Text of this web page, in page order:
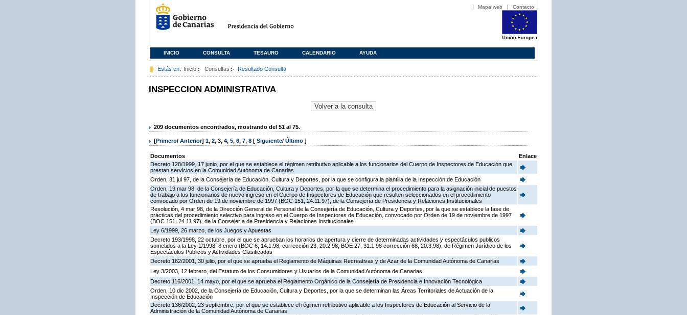
Mapa web Contacto
INICIO CONSULTA TESAURO CALENDARIO AYUDA
Estás en: Inicio Consultas Resultado Consulta
INSPECCION ADMINISTRATIVA
209 documentos encontrados, mostrando del 51 al 75.
[Primero/ Anterior] 1, 2, 3, 4, 5, 6, 7, 8 [ Siguiente/ Último ]
Documentos
Enlace
Decreto 128/1999, 17 junio, por el que se establece el régimen retributivo aplicable a los funcionarios del Cuerpo de Inspectores de Educación que
prestan servicios en la Comunidad Autónoma de Canarias
Orden, 31 jul 97, de la Consejería de Educación, Cultura y Deportes, por la que se configura la plantilla de la Inspección de Educación
Orden, 19 mar 98, de la Consejería de Educación, Cultura y Deportes, por la que se determina el procedimiento para la asignación inicial de puestos
de trabajo a los funcionarios de nuevo ingreso en el Cuerpo de Inspectores de Educación que resulten seleccionados en el procedimiento
convocado por Orden de 19 de noviembre de 1997 (BOC 151, 24.11.97), de la Consejería de Presidencia y Relaciones Institucionales
Resolución, 4 mar 98, de la Dirección General de Personal de la Consejería de Educación, Cultura y Deportes, por la que se establece la fase de
prácticas del procedimiento selectivo para ingreso en el Cuerpo de Inspectores de Educación, convocado por Orden de 19 de noviembre de 1997
(BOC 151, 24.11.97), de la Consejería de Presidencia y Relaciones Institucionales
Ley 6/1999, 26 marzo, de los Juegos y Apuestas
Decreto 193/1998, 22 octubre, por el que se aprueban los horarios de apertura y cierre de determinadas actividades y espectáculos publicos
sometidos a la Ley 1/1998, 8 enero (BOC 6, 14.1.98, corrección 23, 20.2.98; BOE 27, 31.1.98 corrección 68, 20.3.98), de Régimen Jurídico de los
Espectáculos Publicos y Actividades Clasificadas
Decreto 162/2001, 30 julio, por el que se aprueba el Reglamento de Máquinas Recreativas y de Azar de la Comunidad Autónoma de Canarias
Ley 3/2003, 12 febrero, del Estatuto de los Consumidores y Usuarios de la Comunidad Autónoma de Canarias
Decreto 116/2001, 14 mayo, por el que se aprueba el Reglamento Orgánico de la Consejería de Presidencia e Innovación Tecnológica
Orden, 10 dic 2002, de la Consejería de Educación, Cultura y Deportes, por la que se determinan las Áreas Territoriales de Actuación de la
Inspección de Educación
Decreto 136/2002, 23 septiembre, por el que se establece el régimen retributivo aplicable a los Inspectores de Educación al Servicio de la
Administración de la Comunidad Autónoma de Canarias